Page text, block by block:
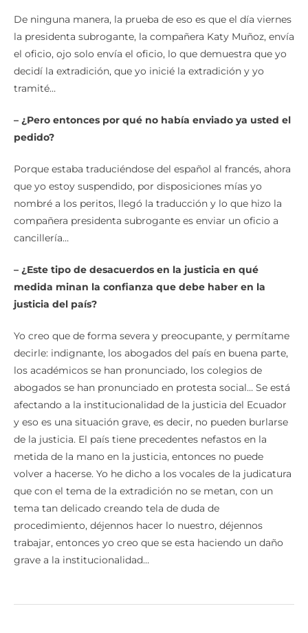
De ninguna manera, la prueba de eso es que el día viernes
la presidenta subrogante, la compañera Katy Muñoz, envía
el oficio, ojo solo envía el oficio, lo que demuestra que yo
decidí la extradición, que yo inicié la extradición y yo
tramité…
– ¿Pero entonces por qué no había enviado ya usted el
pedido?
Porque estaba traduciéndose del español al francés, ahora
que yo estoy suspendido, por disposiciones mías yo
nombré a los peritos, llegó la traducción y lo que hizo la
compañera presidenta subrogante es enviar un oficio a
cancillería…
– ¿Este tipo de desacuerdos en la justicia en qué
medida minan la confianza que debe haber en la
justicia del país?
Yo creo que de forma severa y preocupante, y permítame
decirle: indignante, los abogados del país en buena parte,
los académicos se han pronunciado, los colegios de
abogados se han pronunciado en protesta social… Se está
afectando a la institucionalidad de la justicia del Ecuador
y eso es una situación grave, es decir, no pueden burlarse
de la justicia. El país tiene precedentes nefastos en la
metida de la mano en la justicia, entonces no puede
volver a hacerse. Yo he dicho a los vocales de la judicatura
que con el tema de la extradición no se metan, con un
tema tan delicado creando tela de duda de
procedimiento, déjennos hacer lo nuestro, déjennos
trabajar, entonces yo creo que se esta haciendo un daño
grave a la institucionalidad…